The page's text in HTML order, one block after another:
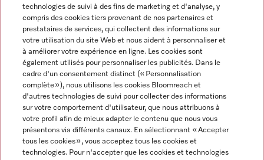
FRANCAIS
Miele sur Instagram
Miele sur Youtube
technologies de suivi à des fins de marketing et d'analyse, y
compris des cookies tiers provenant de nos partenaires et
prestataires de services, qui collectent des informations sur
votre utilisation du site Web et nous aident à personnaliser et
à améliorer votre expérience en ligne. Les cookies sont
également utilisés pour personnaliser les publicités. Dans le
cadre d'un consentement distinct (« Personnalisation
complète »), nous utilisons les cookies Bloomreach et
d'autres technologies de suivi pour collecter des informations
sur votre comportement d'utilisateur, que nous attribuons à
votre profil afin de mieux adapter le contenu que nous vous
présentons via différents canaux. En sélectionnant « Accepter
tous les cookies », vous acceptez tous les cookies et
technologies. Pour n'accepter que les cookies et technologies